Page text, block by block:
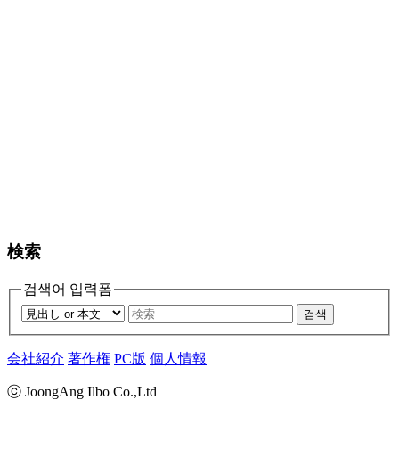
検索
검색어 입력폼
검색
会社紹介 著作権 PC版 個人情報
ⓒ JoongAng Ilbo Co.,Ltd